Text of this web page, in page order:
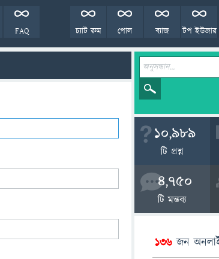
FAQ টপ ইউজার
ব্যাজ
পোল
চ্যাট রুম
10,989
টি প্রশ্ন
4,750
টি মন্তব্য
136 জন